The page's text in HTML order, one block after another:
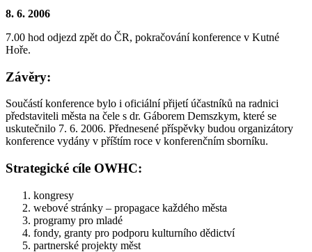
8. 6. 2006
7.00 hod odjezd zpět do ČR, pokračování konference v Kutné
Hoře.
Závěry:
Součástí konference bylo i oficiální přijetí účastníků na radnici
představiteli města na čele s dr. Gáborem Demszkym, které se
uskutečnilo 7. 6. 2006. Přednesené příspěvky budou organizátory
konference vydány v příštím roce v konferenčním sborníku.
Strategické cíle OWHC:
kongresy
webové stránky – propagace každého města
programy pro mladé
fondy, granty pro podporu kulturního dědictví
partnerské projekty měst